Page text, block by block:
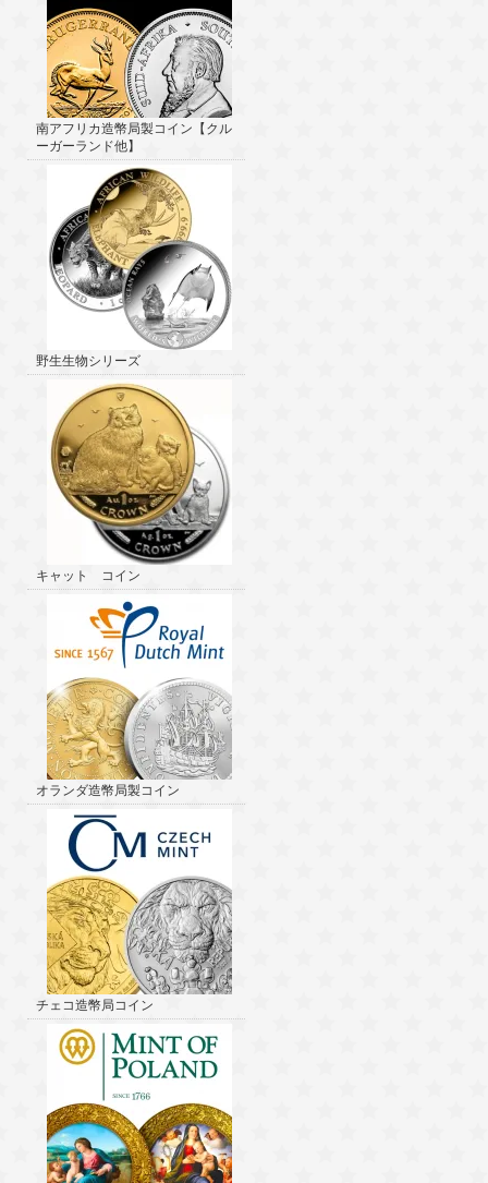
南アフリカ造幣局製コイン【クル
ーガーランド他】
野生生物シリーズ
キャット コイン
オランダ造幣局製コイン
チェコ造幣局コイン